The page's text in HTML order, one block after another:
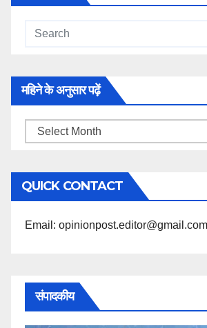
महिने के अनुसार पढ़ें
महिने
अनुसार
पढ़ें
QUICK CONTACT
Email: opinionpost.editor@gmail.com
संपादकीय